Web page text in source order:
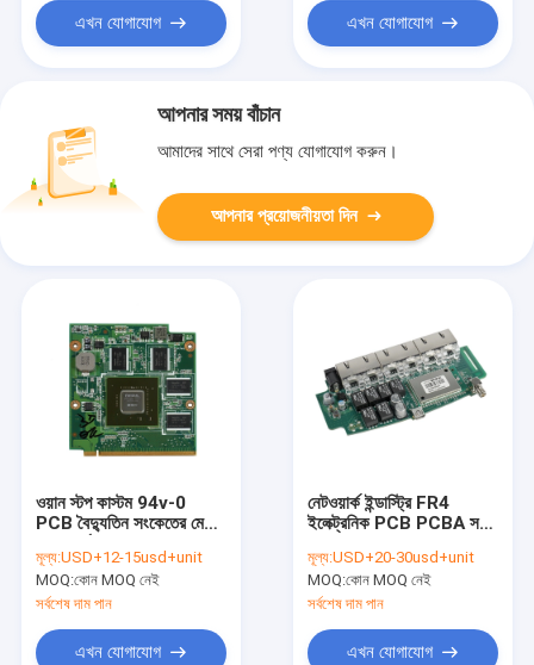
এখন যোগাযোগ এখন যোগাযোগ
আপনার সময় বাঁচান
আমাদের সাথে সেরা পণ্য যোগাযোগ করুন।
আপনার প্রয়োজনীয়তা দিন
ওয়ান স্টপ কাস্টম 94v-0
PCB বৈদ্যুতিন সংকেতের মেরু
সারফেস
মূল্য:USD+12-15usd+unit
MOQ:কোন MOQ নেই
সর্বশেষ দাম পান
এখন যোগাযোগ
নেটওয়ার্ক ইন্ডাস্ট্রি FR4
ইলেক্ট্রনিক PCB PCBA সবুজ
মূল্য:USD+20-30usd+unit
MOQ:কোন MOQ নেই
সর্বশেষ দাম পান
এখন যোগাযোগ